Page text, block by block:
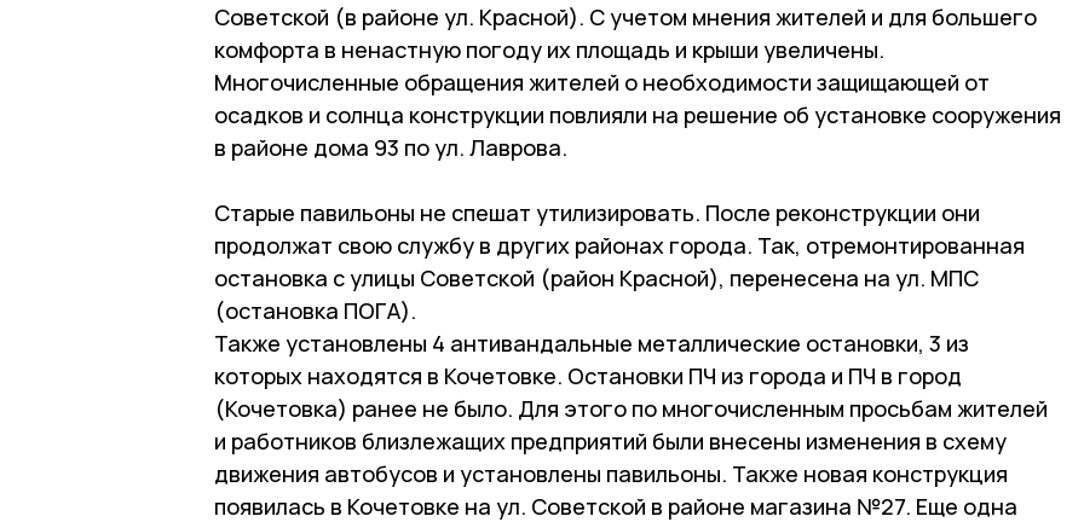
Советской (в районе ул. Красной). С учетом мнения жителей и для большего
комфорта в ненастную погоду их площадь и крыши увеличены.
Многочисленные обращения жителей о необходимости защищающей от
осадков и солнца конструкции повлияли на решение об установке сооружения
в районе дома 93 по ул. Лаврова.
Старые павильоны не спешат утилизировать. После реконструкции они
продолжат свою службу в других районах города. Так, отремонтированная
остановка с улицы Советской (район Красной), перенесена на ул. МПС
(остановка ПОГА).
Также установлены 4 антивандальные металлические остановки, 3 из
которых находятся в Кочетовке. Остановки ПЧ из города и ПЧ в город
(Кочетовка) ранее не было. Для этого по многочисленным просьбам жителей
и работников близлежащих предприятий были внесены изменения в схему
движения автобусов и установлены павильоны. Также новая конструкция
появилась в Кочетовке на ул. Советской в районе магазина №27. Еще одна